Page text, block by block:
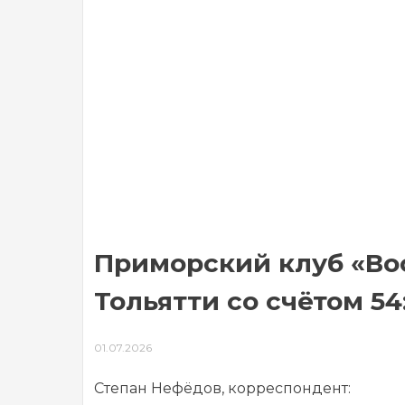
Приморский клуб
Тольятти со счётом
01.07.2026
Степан Нефёдов, корреспондент: